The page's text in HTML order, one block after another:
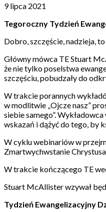
9 lipca 2021
Tegoroczny Tydzień
Dobro, szczęście, nadzieja,
Główny mówca TE Stuart
że nie tylko poselstwa
szczęściu, pobudzały do
W trakcie porannych
w modlitwie „Ojcze nasz”
siebie samego”.
wskazań i dążyć do tego, by
W cyklu webinariów w
Zmartwychwstanie
W trakcie kończącego TE
Stuart McAllister wzywał
Tydzień Ewangelizacyjny